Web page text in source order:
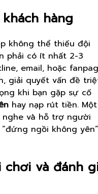
hàng
không thể thiếu đội
phải có ít nhất 2-3
email, hoặc
giải quyết vấn đề
khi bạn gặp sự cố
hay nạp rút tiền. Một
nghe và hỗ trợ người
ngồi không yên”
và đánh